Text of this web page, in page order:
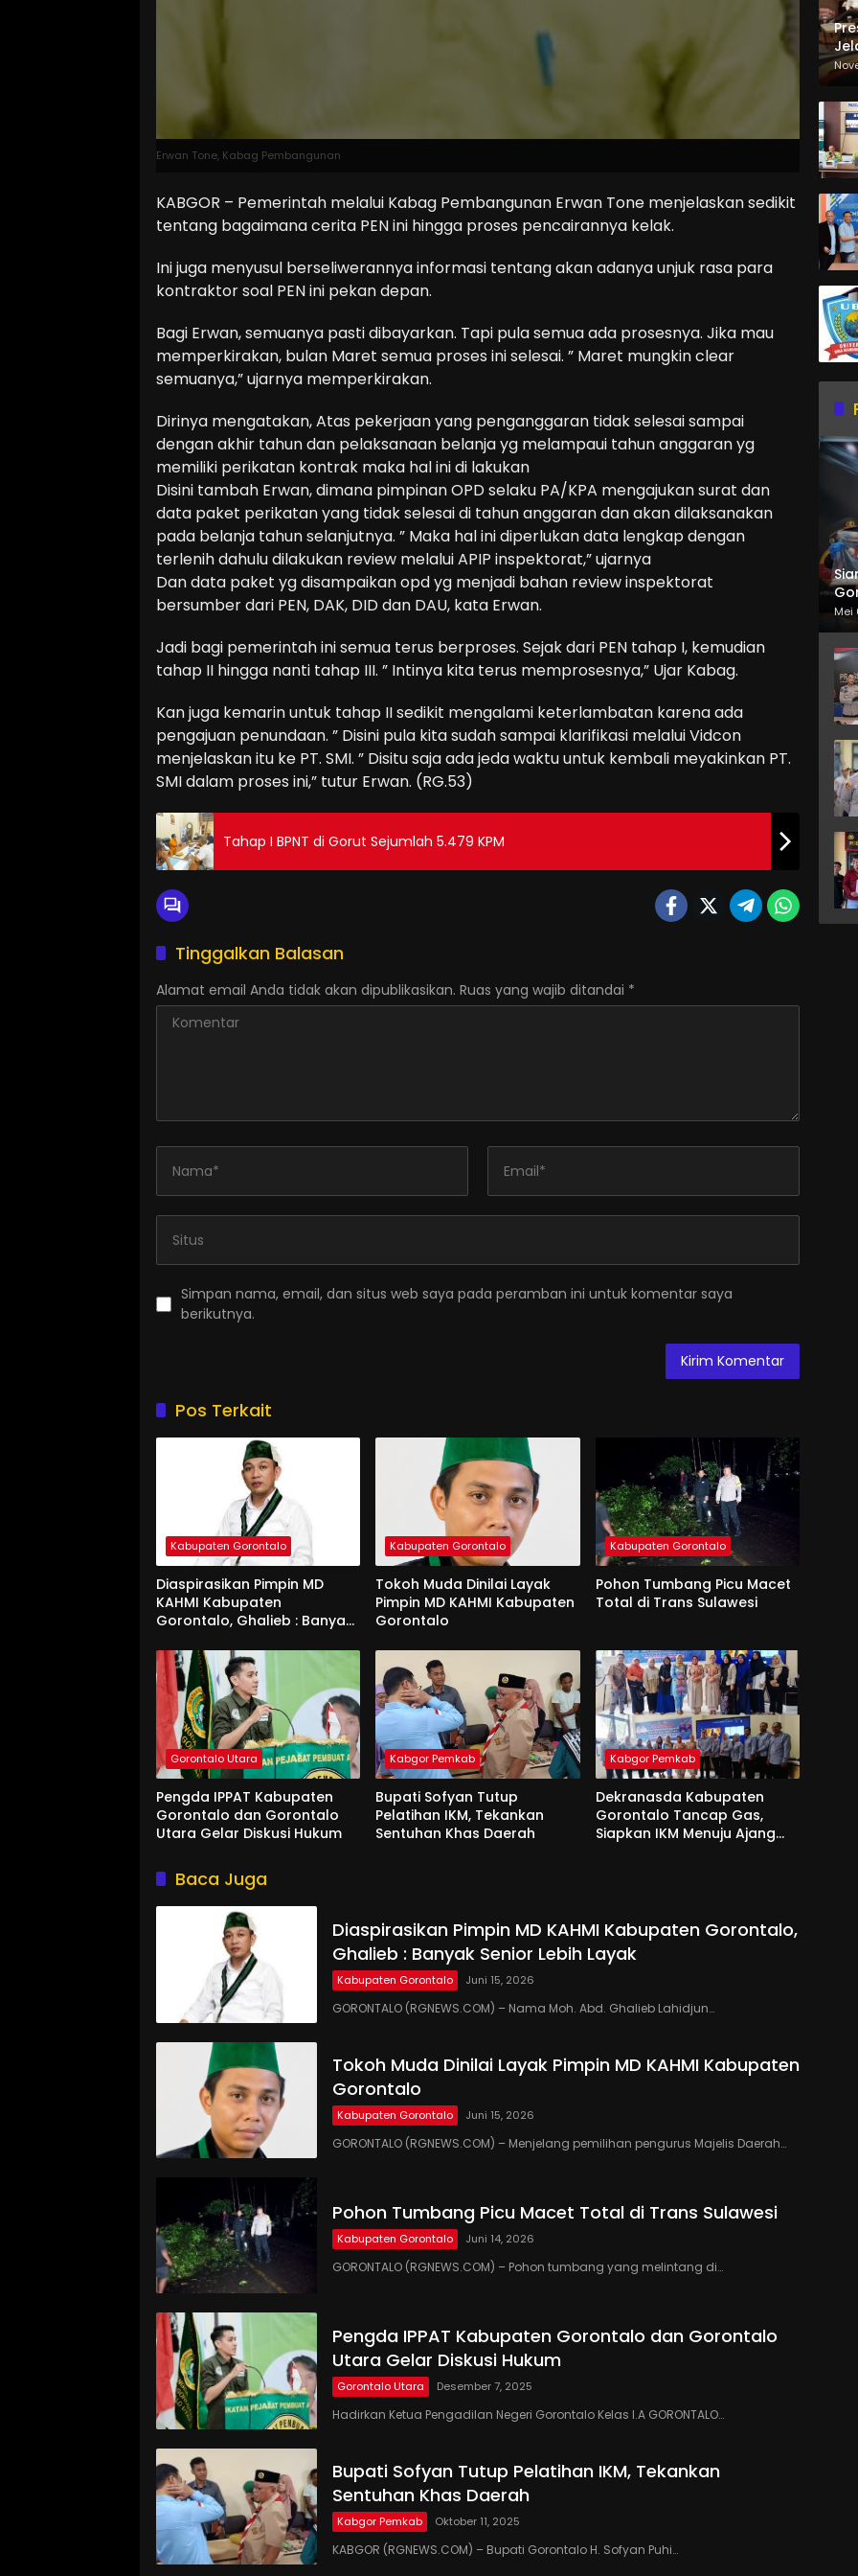
Erwan Tone, Kabag Pembangunan
KABGOR – Pemerintah melalui Kabag Pembangunan Erwan Tone menjelaskan sedikit
tentang bagaimana cerita PEN ini hingga proses pencairannya kelak.
Ini juga menyusul berseliwerannya informasi tentang akan adanya unjuk rasa para
kontraktor soal PEN ini pekan depan.
Bagi Erwan, semuanya pasti dibayarkan. Tapi pula semua ada prosesnya. Jika mau
memperkirakan, bulan Maret semua proses ini selesai. ” Maret mungkin clear
semuanya,” ujarnya memperkirakan.
Dirinya mengatakan, Atas pekerjaan yang penganggaran tidak selesai sampai
dengan akhir tahun dan pelaksanaan belanja yg melampaui tahun anggaran yg
memiliki perikatan kontrak maka hal ini di lakukan
Disini tambah Erwan, dimana pimpinan OPD selaku PA/KPA mengajukan surat dan
data paket perikatan yang tidak selesai di tahun anggaran dan akan dilaksanakan
pada belanja tahun selanjutnya. ” Maka hal ini diperlukan data lengkap dengan
terlenih dahulu dilakukan review melalui APIP inspektorat,” ujarnya
Dan data paket yg disampaikan opd yg menjadi bahan review inspektorat
bersumber dari PEN, DAK, DID dan DAU, kata Erwan.
Jadi bagi pemerintah ini semua terus berproses. Sejak dari PEN tahap I, kemudian
tahap II hingga nanti tahap III. ” Intinya kita terus memprosesnya,” Ujar Kabag.
Kan juga kemarin untuk tahap II sedikit mengalami keterlambatan karena ada
pengajuan penundaan. ” Disini pula kita sudah sampai klarifikasi melalui Vidcon
menjelaskan itu ke PT. SMI. ” Disitu saja ada jeda waktu untuk kembali meyakinkan PT.
SMI dalam proses ini,” tutur Erwan. (RG.53)
Tahap I BPNT di Gorut Sejumlah 5.479 KPM
Tinggalkan Balasan
Alamat email Anda tidak akan dipublikasikan. Ruas yang wajib ditandai *
Simpan nama, email, dan situs web saya pada peramban ini untuk komentar saya
berikutnya.
Pos Terkait
Kabupaten Gorontalo
Diaspirasikan Pimpin MD
KAHMI Kabupaten
Gorontalo, Ghalieb : Banyak
Kabupaten Gorontalo
Tokoh Muda Dinilai Layak
Pimpin MD KAHMI Kabupaten
Gorontalo
Kabupaten Gorontalo
Pohon Tumbang Picu Macet
Total di Trans Sulawesi
Gorontalo Utara
Pengda IPPAT Kabupaten
Gorontalo dan Gorontalo
Utara Gelar Diskusi Hukum
Kabgor Pemkab
Bupati Sofyan Tutup
Pelatihan IKM, Tekankan
Sentuhan Khas Daerah
Kabgor Pemkab
Dekranasda Kabupaten
Gorontalo Tancap Gas,
Siapkan IKM Menuju Ajang
Baca Juga
Diaspirasikan Pimpin MD KAHMI Kabupaten Gorontalo,
Ghalieb : Banyak Senior Lebih Layak
Kabupaten Gorontalo Juni 15, 2026
GORONTALO (RGNEWS.COM) – Nama Moh. Abd. Ghalieb Lahidjun…
Tokoh Muda Dinilai Layak Pimpin MD KAHMI Kabupaten
Gorontalo
Kabupaten Gorontalo Juni 15, 2026
GORONTALO (RGNEWS.COM) – Menjelang pemilihan pengurus Majelis Daerah…
Pohon Tumbang Picu Macet Total di Trans Sulawesi
Kabupaten Gorontalo Juni 14, 2026
GORONTALO (RGNEWS.COM) – Pohon tumbang yang melintang di…
Pengda IPPAT Kabupaten Gorontalo dan Gorontalo
Utara Gelar Diskusi Hukum
Gorontalo Utara Desember 7, 2025
Hadirkan Ketua Pengadilan Negeri Gorontalo Kelas I.A GORONTALO…
Bupati Sofyan Tutup Pelatihan IKM, Tekankan
Sentuhan Khas Daerah
Kabgor Pemkab Oktober 11, 2025
KABGOR (RGNEWS.COM) – Bupati Gorontalo H. Sofyan Puhi…
Mei